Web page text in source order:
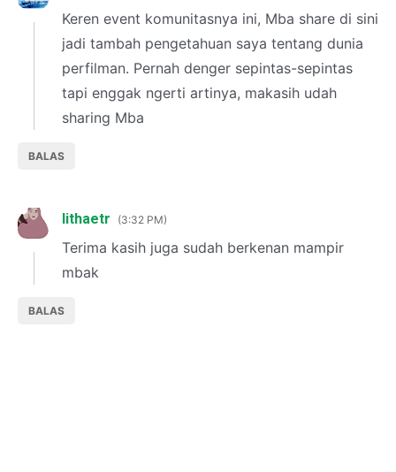
Keren event komunitasnya ini, Mba share di sini
jadi tambah pengetahuan saya tentang dunia
perfilman. Pernah denger sepintas-sepintas
tapi enggak ngerti artinya, makasih udah
sharing Mba
BALAS
lithaetr 3:32 PM
Terima kasih juga sudah berkenan mampir
mbak
BALAS